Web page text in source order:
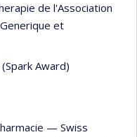
de l'Association
et
Award)
— Swiss